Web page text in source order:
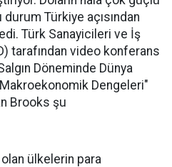
Türkiye açısından
Türk Sanayicileri ve İş
tarafından video konferans
Döneminde Dünya
Dengeleri"
Brooks şu
ülkelerin para